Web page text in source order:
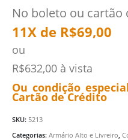
No boleto ou cartão
11X de R$69,00
ou
R$632,00 à vista
Ou condição
Cartão de Crédito
SKU: 5213
Categorias: Armário Alto e Livreiro